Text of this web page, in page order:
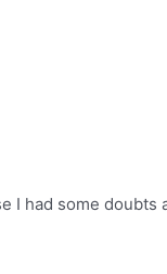
I had some